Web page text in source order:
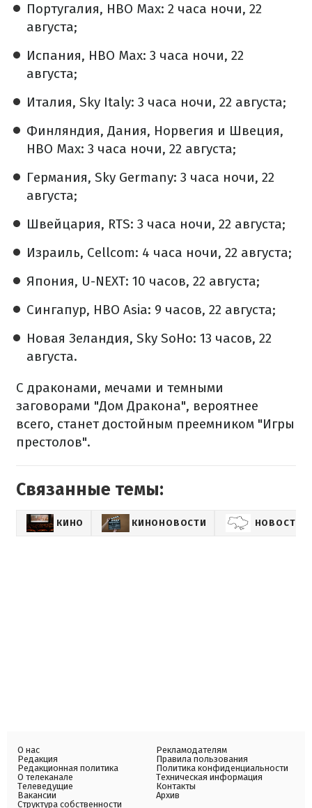
Португалия, HBO Max: 2 часа ночи, 22
августа;
Испания, HBO Max: 3 часа ночи, 22
августа;
Италия, Sky Italy: 3 часа ночи, 22 августа;
Финляндия, Дания, Норвегия и Швеция,
HBO Max: 3 часа ночи, 22 августа;
Германия, Sky Germany: 3 часа ночи, 22
августа;
Швейцария, RTS: 3 часа ночи, 22 августа;
Израиль, Cellcom: 4 часа ночи, 22 августа;
Япония, U-NEXT: 10 часов, 22 августа;
Сингапур, HBO Asia: 9 часов, 22 августа;
Новая Зеландия, Sky SoHo: 13 часов, 22
августа.
С драконами, мечами и темными
заговорами "Дом Дракона", вероятнее
всего, станет достойным преемником "Игры
престолов".
Связанные темы:
КИНО КИНОНОВОСТИ НОВОСТИ
О нас
Редакция
Редакционная политика
О телеканале
Телеведущие
Вакансии
Структура собственности
Рекламодателям
Правила пользования
Политика конфиденциальности
Техническая информация
Контакты
Архив